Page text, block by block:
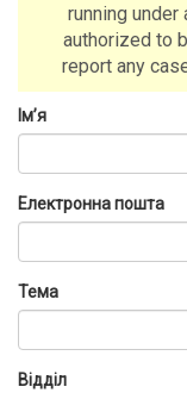
running
authorized to
report any
Ім’я
Електронна пошта
Тема
Відділ